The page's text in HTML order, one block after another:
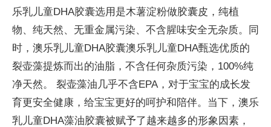
乐乳儿童DHA胶囊选用是木薯淀粉做胶囊皮，纯植
物、纯天然、无重金属污染、不含腥味安全无杂质。同
时，澳乐乳儿童DHA胶囊澳乐乳儿童DHA甄选优质的
裂壶藻提炼而出的油脂，不含任何杂质污染，100%纯
净天然。 裂壶藻油几乎不含EPA，对于宝宝的成长发
育更安全健康，给宝宝更好的呵护和陪伴。当下，澳乐
乳儿童DHA藻油胶囊被赋予了越来越多的形象因素，